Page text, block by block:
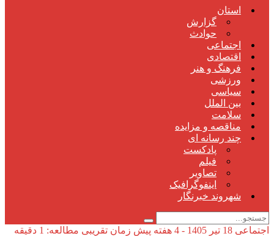
استان
گزارش
حوادث
اجتماعی
اقتصادی
فرهنگ و هنر
ورزشی
سیاسی
بین الملل
سلامت
مناقصه و مزایده
چند رسانه ای
پادکست
فیلم
تصاویر
اینفوگرافیک
شهروند خبرنگار
اجتماعی 18 تیر 1405 - 4 هفته پیش
زمان تقریبی مطالعه: 1 دقیقه